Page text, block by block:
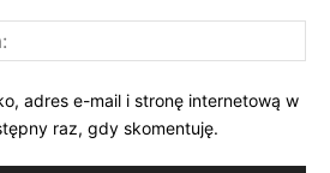
adres e-mail i stronę internetową w
raz, gdy skomentuję.